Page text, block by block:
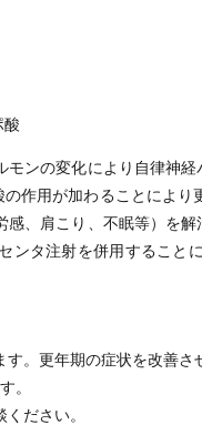
酸
ンの変化により自律神
作用が加わることによ
、肩こり、不眠等）を
ンタ注射を併用すること
。更年期の症状を改善さ
。
ださい。